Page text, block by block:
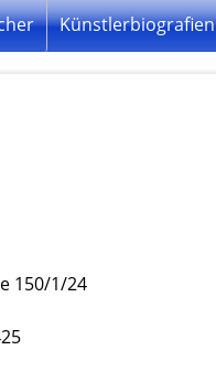
Künstlerbiografien
150/1/24